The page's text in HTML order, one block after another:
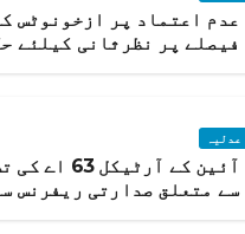
عدم اعتماد پر ازخونوٹس
فیصلے پر نظرثانی کیلئے
عدلیہ
آئین کے آرٹیکل
سے متعلق صدارتی ریفرنس